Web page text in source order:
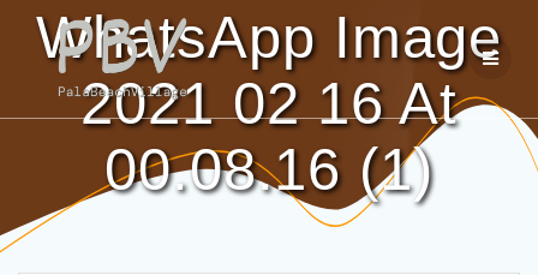
al
contenuto
WhatsApp Image
2021 02 16 At
00.08.16 (1)